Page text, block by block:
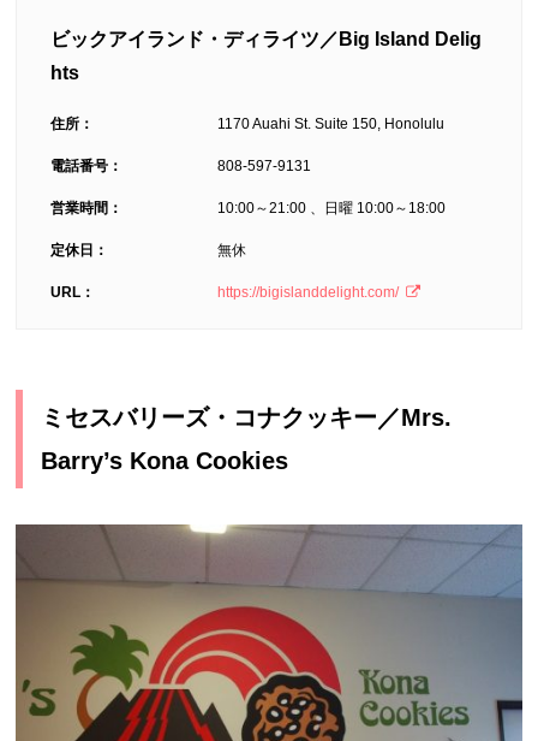
ビックアイランド・ディライツ／Big Island Delig
hts
住所： 1170 Auahi St. Suite 150, Honolulu
電話番号： 808-597-9131
営業時間： 10:00～21:00 、日曜 10:00～18:00
定休日： 無休
URL： https://bigislanddelight.com/
ミセスバリーズ・コナクッキー／Mrs.
Barry’s Kona Cookies